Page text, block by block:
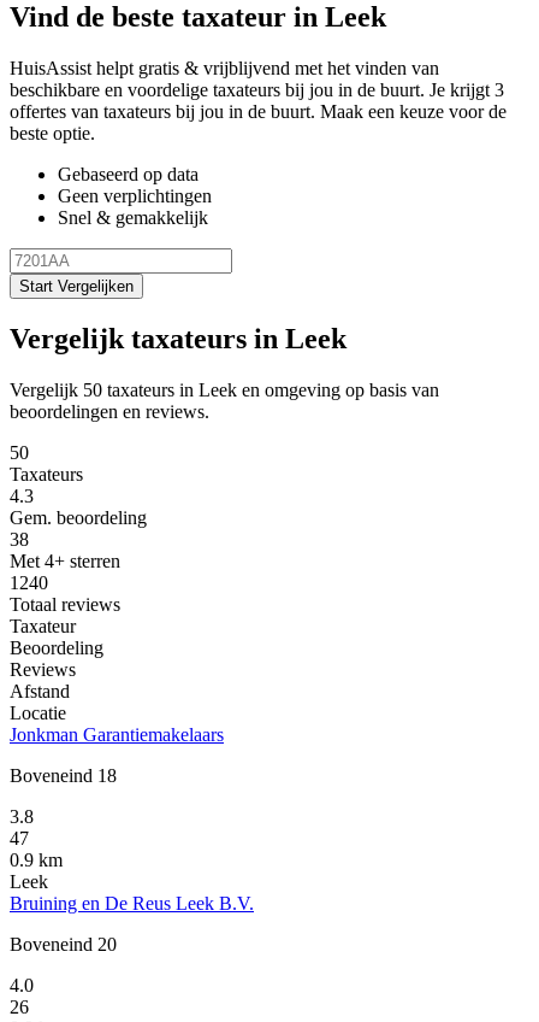
Vind de beste taxateur in Leek
HuisAssist helpt gratis & vrijblijvend met het vinden van
beschikbare en voordelige taxateurs bij jou in de buurt. Je krijgt 3
offertes van taxateurs bij jou in de buurt. Maak een keuze voor de
beste optie.
Gebaseerd op data
Geen verplichtingen
Snel & gemakkelijk
Start Vergelijken
Vergelijk taxateurs in Leek
Vergelijk 50 taxateurs in Leek en omgeving op basis van
beoordelingen en reviews.
50
Taxateurs
4.3
Gem. beoordeling
38
Met 4+ sterren
1240
Totaal reviews
Taxateur
Beoordeling
Reviews
Afstand
Locatie
Jonkman Garantiemakelaars
Boveneind 18
3.8
47
0.9 km
Leek
Bruining en De Reus Leek B.V.
Boveneind 20
4.0
26